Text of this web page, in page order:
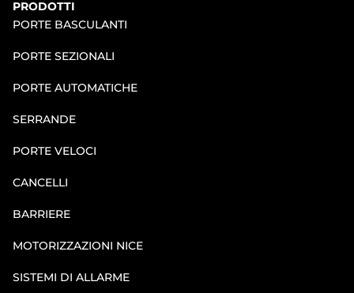
PRODOTTI
PORTE BASCULANTI
PORTE SEZIONALI
PORTE AUTOMATICHE
SERRANDE
PORTE VELOCI
CANCELLI
BARRIERE
MOTORIZZAZIONI NICE
SISTEMI DI ALLARME